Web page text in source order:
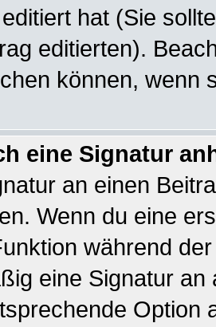
hat (Sie
editierten).
können, wenn
eine Signatur
an einen
Wenn du eine
während
eine Signatur
Option